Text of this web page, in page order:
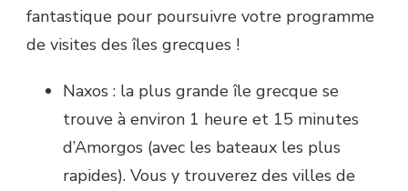
fantastique pour poursuivre votre programme
de visites des îles grecques !
Naxos : la plus grande île grecque se
trouve à environ 1 heure et 15 minutes
d’Amorgos (avec les bateaux les plus
rapides). Vous y trouverez des villes de